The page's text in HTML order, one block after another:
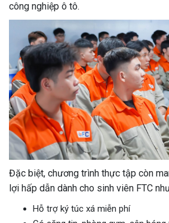
công nghiệp ô tô.
Đặc biệt, chương trình thực tập còn
lợi hấp dẫn dành cho sinh viên FTC
Hỗ trợ ký túc xá miễn phí